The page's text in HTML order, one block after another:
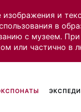
и
в
с музеем.
или частично в